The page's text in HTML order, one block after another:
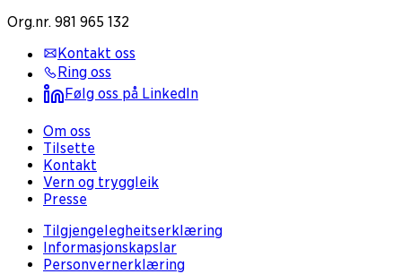
Org.nr. 981 965 132
Kontakt oss
Ring oss
Følg oss på LinkedIn
Om oss
Tilsette
Kontakt
Vern og tryggleik
Presse
Tilgjengelegheitserklæring
Informasjonskapslar
Personvernerklæring